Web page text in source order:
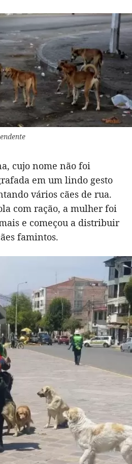
cujo nome não foi
em um lindo gesto
vários cães de rua.
com ração, a mulher foi
e começou a distribuir
famintos.